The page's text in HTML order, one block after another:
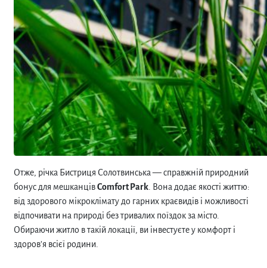
Отже, річка Бистриця Солотвинська — справжній природний
бонус для мешканцівComfort Park. Вона додає якості життю:
від здорового мікроклімату до гарних краєвидів і можливості
відпочивати на природі без тривалих поїздок за місто.
Обираючи житло в такій локації, ви інвестуєте у комфорт і
здоров’я всієї родини.